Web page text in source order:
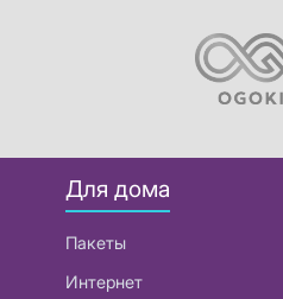
Для дома
Пакеты
Интернет